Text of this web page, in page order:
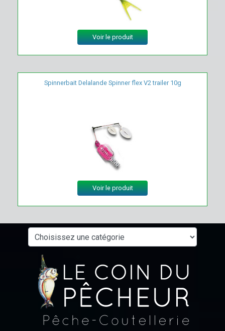
Voir le produit
Spinnerbait Delalande Spinner flex V2 trailer 10g
Voir le produit